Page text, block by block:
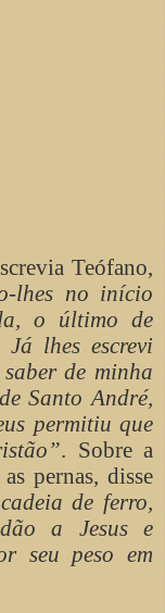
Teófano,
lhes no início
o último de
lhes escrevi
de minha
Santo André,
permitiu que
. Sobre a
pernas, disse
de ferro,
a Jesus e
seu peso em